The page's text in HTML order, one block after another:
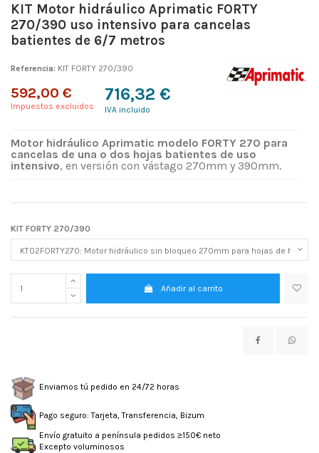
KIT Motor hidráulico Aprimatic FORTY
270/390 uso intensivo para cancelas
batientes de 6/7 metros
Referencia: KIT FORTY 270/390
592,00 €
Impuestos excluidos
716,32 €
IVA incluido
Motor hidráulico Aprimatic modelo FORTY 270 para
cancelas de una o dos hojas batientes de uso
intensivo, en versión con vástago 270mm y 390mm.
KIT FORTY 270/390
Añadir al carrito
Enviamos tú pedido en 24/72 horas
Pago seguro: Tarjeta, Transferencia, Bizum
Envío gratuito a península pedidos ≥150€ neto
Excepto voluminosos